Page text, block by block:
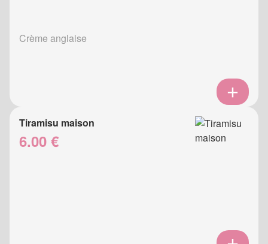
Crème anglaise
Tiramisu maison
6.00 €